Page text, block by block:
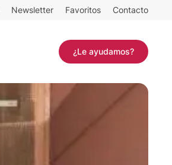
Newsletter Favoritos Contacto
¿Le ayudamos?